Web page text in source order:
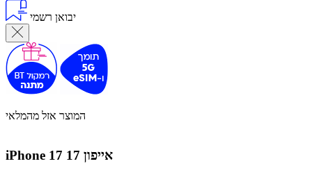
יבואן רשמי
המוצר אזל מהמלאי
iPhone 17 אייפון 17